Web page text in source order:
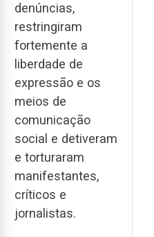
denúncias,
restringiram
fortemente a
liberdade de
expressão e os
meios de
comunicação
social e detiveram
e torturaram
manifestantes,
críticos e
jornalistas.